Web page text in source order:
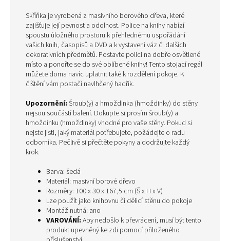
Skříňka je vyrobená z masivního borového dřeva, které
zajišťuje její pevnost a odolnost. Police na knihy nabízí
spoustu úložného prostoru k přehlednému uspořádání
vašich knih, časopisů a DVD a k vystavení váz či dalších
dekorativních předmětů. Postavte polici na dobře osvětlené
místo a ponořte se do své oblíbené knihy! Tento stojací regál
můžete doma navíc uplatnit také k rozdělení pokoje. K
čištění vám postačí navlhčený hadřík.
Upozornění: Šroub(y) a hmoždinka (hmoždinky) do stěny
nejsou součástí balení. Dokupte si prosím šroub(y) a
hmoždinku (hmoždinky) vhodné pro vaše stěny. Pokud si
nejste jisti, jaký materiál potřebujete, požádejte o radu
odborníka. Pečlivě si přečtěte pokyny a dodržujte každý
krok.
Barva: šedá
Materiál: masivní borové dřevo
Rozměry: 100 x 30 x 167,5 cm (Š x H x V)
Lze použít jako knihovnu či dělicí stěnu do pokoje
Montáž nutná: ano
VAROVÁNÍ: Aby nedošlo k převrácení, musí být tento
produkt upevněný ke zdi pomocí přiloženého